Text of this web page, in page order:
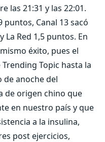
las 21:31 y las 22:01.
puntos, Canal 13 sacó
La Red 1,5 puntos. En
éxito, pues el
Topic hasta la
de anoche del
de origen chino que
en nuestro país y que
a la insulina,
post ejercicios,